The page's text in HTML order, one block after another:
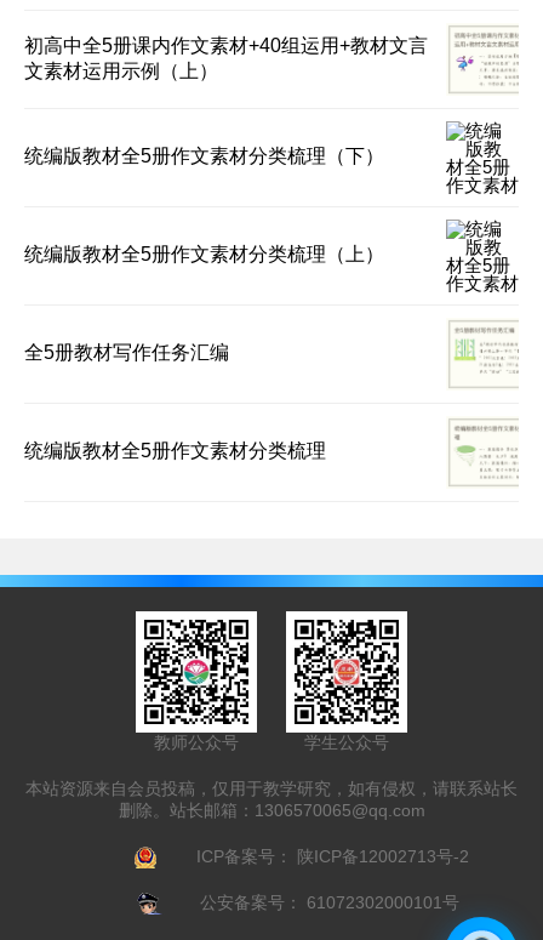
初高中全5册课内作文素材+40组运用+教材文言
文素材运用示例（上）
统编版教材全5册作文素材分类梳理（下）
统编版教材全5册作文素材分类梳理（上）
全5册教材写作任务汇编
统编版教材全5册作文素材分类梳理
教师公众号 学生公众号
本站资源来自会员投稿，仅用于教学研究，如有侵权，请联系站长
删除。站长邮箱： 1306570065@qq.com
ICP备案号： 陕ICP备12002713号-2
公安备案号： 61072302000101号